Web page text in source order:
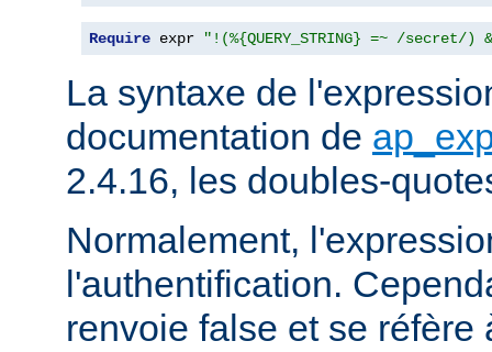
Require expr "!(%{QUERY_STRING} =~ /
La syntaxe de
documentation de
2.4.16, les doubles-
Normalement,
l'authentification.
renvoie false et se